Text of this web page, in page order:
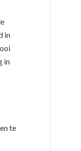
in
in
te